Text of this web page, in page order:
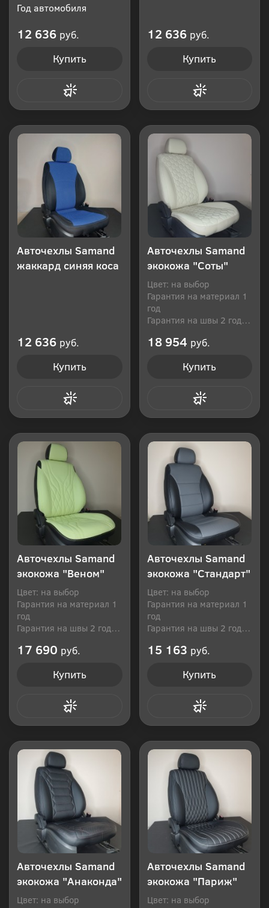
Год автомобиля
12 636 руб.
Купить
12 636 руб.
Купить
Авточехлы Samand
жаккард синяя коса
12 636 руб.
Купить
Авточехлы Samand
экокожа "Соты"
Цвет: на выбор
Гарантия на материал 1
год
Гарантия на швы 2 года
18 954 руб.
Купить
Авточехлы Samand
экокожа "Веном"
Цвет: на выбор
Гарантия на материал 1
год
Гарантия на швы 2 года
17 690 руб.
Купить
Авточехлы Samand
экокожа "Стандарт"
Цвет: на выбор
Гарантия на материал 1
год
Гарантия на швы 2 года
15 163 руб.
Купить
Авточехлы Samand
экокожа "Анаконда"
Цвет: на выбор
Авточехлы Samand
экокожа "Париж"
Цвет: на выбор